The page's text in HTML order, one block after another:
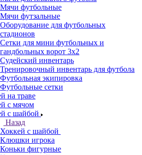
Мячи футбольные
Мячи футзальные
Оборудование для футбольных
стадионов
Сетки для мини футбольных и
гандбольных ворот 3х2
Судейский инвентарь
Тренировочный инвентарь для футбола
Футбольная экипировка
Футбольные сетки
на траве
с мячом
с шайбой
Назад
Хоккей с шайбой
Клюшки игрока
Коньки фигурные